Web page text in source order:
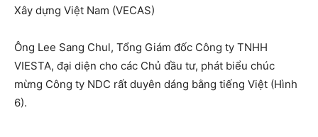
Xây dựng Việt Nam (VECAS)
Ông Lee Sang Chul, Tổng Giám đốc Công ty TNHH
VIESTA, đại diện cho các Chủ đầu tư, phát biểu chúc
mừng Công ty NDC rất duyên dáng bằng tiếng Việt (Hình
6).